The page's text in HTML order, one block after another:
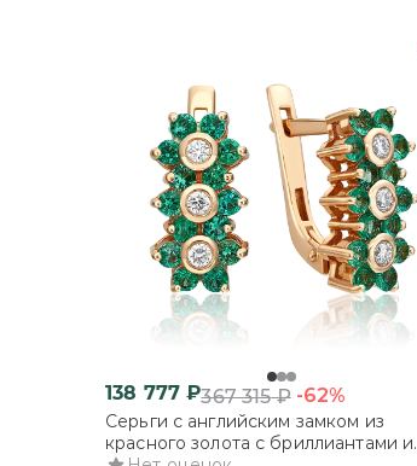
138 777 ₽367 315₽ -62%
Серьги с английским замком из
красного золота с бриллиантами и